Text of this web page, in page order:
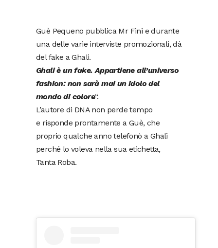
Guè Pequeno pubblica Mr Fini e durante
una delle varie interviste promozionali, dà
del fake a Ghali.
Ghali è un fake. Appartiene all’universo
fashion: non sarà mai un idolo del
mondo di colore“.
L’autore di DNA non perde tempo
e risponde prontamente a Guè, che
proprio qualche anno telefonò a Ghali
perché lo voleva nella sua etichetta,
Tanta Roba.